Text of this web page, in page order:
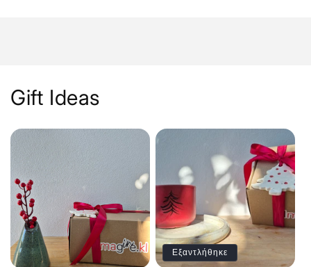
Gift Ideas
Εξαντλήθηκε